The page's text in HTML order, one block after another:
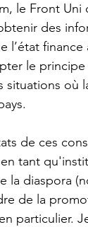
le Front Uni
des
l’état
le
situations où
tant
la diaspora
de la
particulier.